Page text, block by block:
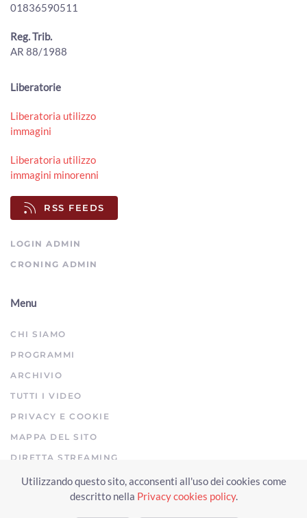
00:01:31 - Lunedì, 27 Luglio 2026
ArezzoTV
Fa visita alla madre e picchia l'infermiera della rsa. Era già
ai domiciliari per maltrattamenti
00:01:08 - Sabato, 25 Luglio 2026
01836590511
Reg. Trib.
AR 88/1988
Liberatorie
Liberatoria utilizzo
immagini
Liberatoria utilizzo
immagini minorenni
RSS FEEDS
LOGIN ADMIN
CRONING ADMIN
Menu
CHI SIAMO
PROGRAMMI
ARCHIVIO
TUTTI I VIDEO
PRIVACY E COOKIE
MAPPA DEL SITO
DIRETTA STREAMING
Copyright © 2023 Arezzo TV. Tutti i diritti riservati.
Utilizzando questo sito, acconsenti all'uso dei cookies come
descritto nella Privacy cookies policy.